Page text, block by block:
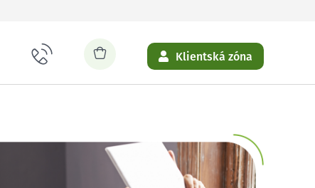
Klientská zóna